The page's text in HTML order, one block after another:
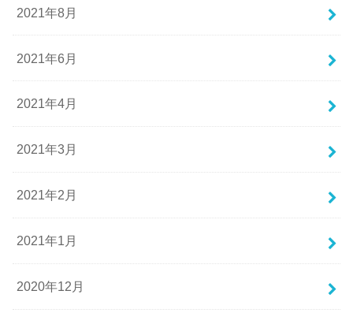
2021年8月
2021年6月
2021年4月
2021年3月
2021年2月
2021年1月
2020年12月